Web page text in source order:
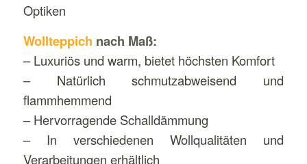
Optiken
Wollteppich nach Maß:
– Luxuriös und warm, bietet höchsten Komfort
– Natürlich schmutzabweisend und
flammhemmend
– Hervorragende Schalldämmung
– In verschiedenen Wollqualitäten und
Verarbeitungen erhältlich